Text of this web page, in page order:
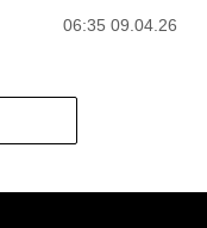
06:35 09.04.26